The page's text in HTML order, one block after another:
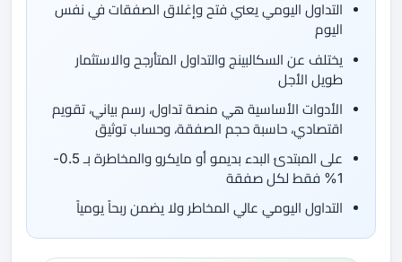
التداول اليومي يعني فتح وإغلاق الصفقات في نفس
اليوم
يختلف عن السكالبينج والتداول المتأرجح والاستثمار
طويل الأجل
الأدوات الأساسية هي منصة تداول، رسم بياني، تقويم
اقتصادي، حاسبة حجم الصفقة، وحساب توثيق
على المبتدئ البدء بديمو أو مايكرو والمخاطرة بـ 0.5-
1% فقط لكل صفقة
التداول اليومي عالي المخاطر ولا يضمن ربحاً يومياً